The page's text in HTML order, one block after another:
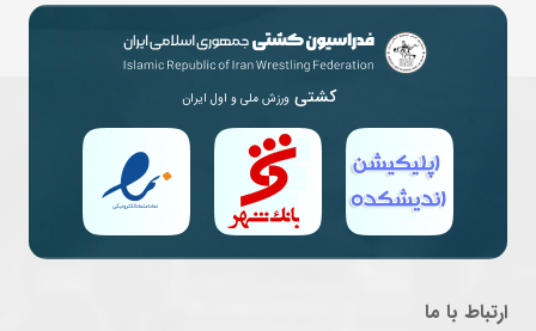
کشتی ورزش ملی و اول ایران
ارتباط با ما